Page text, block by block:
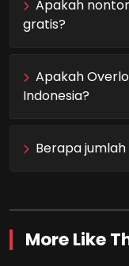
Apakah
gratis?
Apakah
Indonesia?
Berapa
More Like